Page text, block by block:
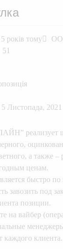
5 років тому
51
5 Листопада, 2021
реализует
а также –
ценам.
быстро
завозить под
позиции.
на вайбер
каждого клиента.